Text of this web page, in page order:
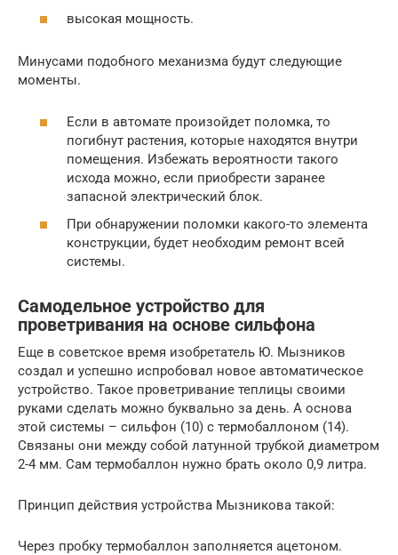
высокая мощность.
Минусами подобного механизма будут следующие
моменты.
Если в автомате произойдет поломка, то
погибнут растения, которые находятся внутри
помещения. Избежать вероятности такого
исхода можно, если приобрести заранее
запасной электрический блок.
При обнаружении поломки какого-то элемента
конструкции, будет необходим ремонт всей
системы.
Самодельное устройство для
проветривания на основе сильфона
Еще в советское время изобретатель Ю. Мызников
создал и успешно испробовал новое автоматическое
устройство. Такое проветривание теплицы своими
руками сделать можно буквально за день. А основа
этой системы – сильфон (10) с термобаллоном (14).
Связаны они между собой латунной трубкой диаметром
2-4 мм. Сам термобаллон нужно брать около 0,9 литра.
Принцип действия устройства Мызникова такой:
Через пробку термобаллон заполняется ацетоном.